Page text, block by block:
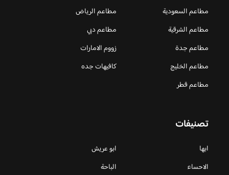
مطاعم السعودية
مطاعم الرياض
مطاعم الشرقية
مطاعم دبي
مطاعم جدة
زووم الامارات
مطاعم الخليج
كافيهات جده
مطاعم قطر
تصنيفات
ابها
ابو عريش
الاحساء
الباحة